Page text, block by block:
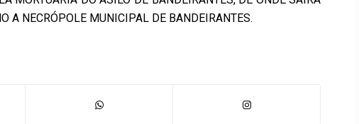
A NECRÓPOLE MUNICIPAL DE BANDEIRANTES.